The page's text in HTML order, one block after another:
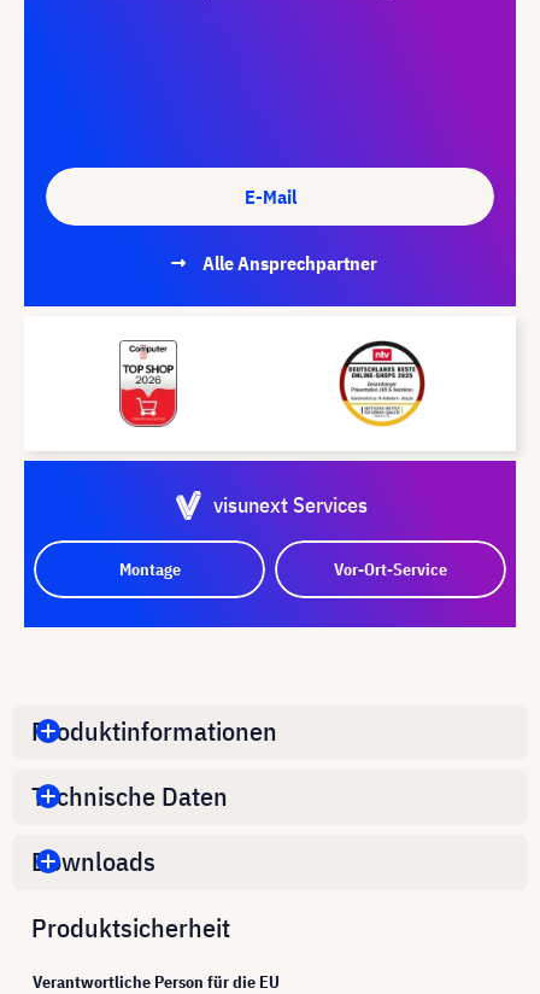
E-Mail
Alle Ansprechpartner
visunext Services
Montage Vor-Ort-Service
Produktinformationen
Technische Daten
Downloads
Produktsicherheit
Verantwortliche Person für die EU